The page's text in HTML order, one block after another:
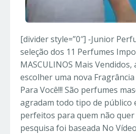
[divider style=”0″] -Junior
seleção dos 11 Perfumes
MASCULINOS Mais
escolher uma nova
Para Você!!! São perfumes
agradam todo tipo de público
perfeitos para quem não quer
pesquisa foi baseada No